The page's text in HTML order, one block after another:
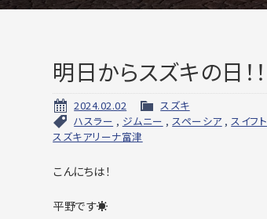
明日からスズキの日！！
2024.02.02
スズキ
ハスラー , ジムニー , スペーシア , スイフト
スズキアリーナ富津
こんにちは！
平野です☀